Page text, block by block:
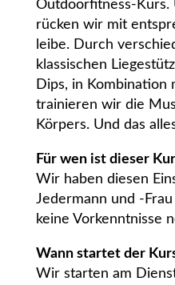
Outdoorfitness-Kurs.
rücken wir mit
leibe. Durch
klassischen
Dips, in Kombination
trainieren wir die
Körpers. Und das
Für wen ist dieser
Wir haben diesen
Jedermann und -
keine Vorkenntnisse
Wann startet der
Wir starten am